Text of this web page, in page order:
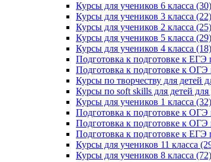
Курсы для учеников 6 класса (30)
Курсы для учеников 3 класса (22)
Курсы для учеников 2 класса (25)
Курсы для учеников 5 класса (29)
Курсы для учеников 4 класса (18)
Подготовка к подготовке к ЕГЭ
Подготовка к подготовке к ОГЭ
Курсы по творчеству для детей
Курсы по soft skills для детей для
Курсы для учеников 1 класса (32)
Подготовка к подготовке к ОГЭ
Подготовка к подготовке к ОГЭ
Подготовка к подготовке к ЕГЭ
Курсы для учеников 11 класса
Курсы для учеников 8 класса (72)